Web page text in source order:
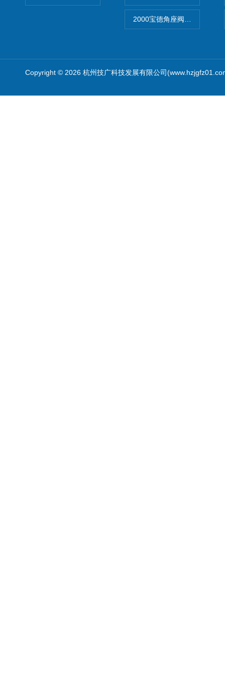
2000宝德角座阀德国宝帝
Copyright © 2026 杭州技广科技发展有限公司